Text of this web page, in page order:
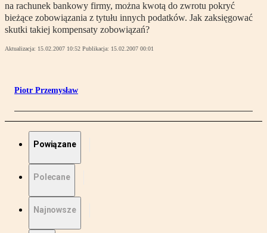
na rachunek bankowy firmy, można kwotą do zwrotu pokryć
bieżące zobowiązania z tytułu innych podatków. Jak zaksięgować
skutki takiej kompensaty zobowiązań?
Aktualizacja: 15.02.2007 10:52 Publikacja: 15.02.2007 00:01
Piotr Przemysław
Powiązane
Polecane
Najnowsze